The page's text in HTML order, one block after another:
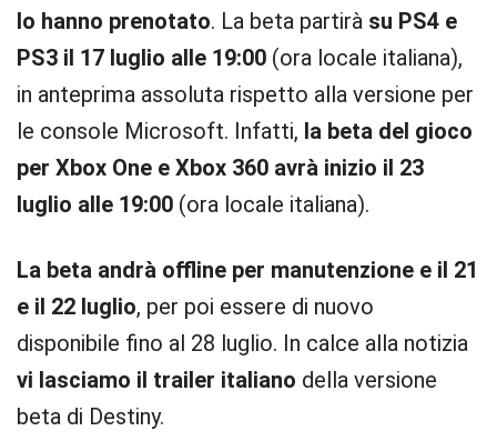
lo hanno prenotato. La beta partirà su PS4 e
PS3 il 17 luglio alle 19:00 (ora locale italiana),
in anteprima assoluta rispetto alla versione per
le console Microsoft. Infatti, la beta del gioco
per Xbox One e Xbox 360 avrà inizio il 23
luglio alle 19:00 (ora locale italiana).
La beta andrà offline per manutenzione e il 21
e il 22 luglio, per poi essere di nuovo
disponibile fino al 28 luglio. In calce alla notizia
vi lasciamo il trailer italiano della versione
beta di Destiny.